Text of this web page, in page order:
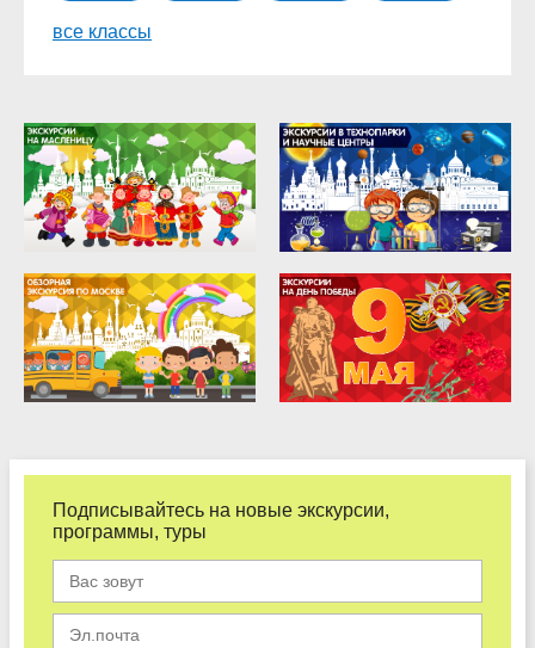
9 класс
все классы
Подписывайтесь на новые экскурсии,
программы, туры